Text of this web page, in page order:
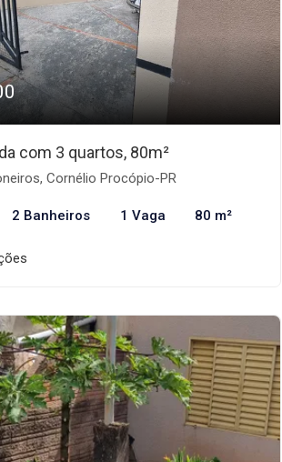
com 3 quartos, 80m²
Cornélio Procópio-PR
2 Banheiros 1 Vaga 80 m²